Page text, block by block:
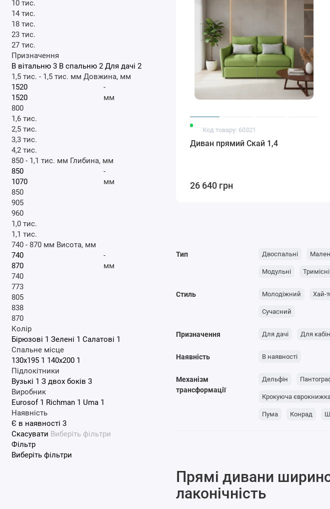
10 тис.
14 тис.
18 тис.
23 тис.
27 тис.
Призначення
В вітальню 3 В спальню 2 Для дачі 2
1,5 тис. - 1,5 тис. мм Довжина, мм
-
мм
800
1,6 тис.
2,5 тис.
3,3 тис.
4,2 тис.
850- 1,1 тис. мм Глибина, мм
-
мм
850
905
960
1,0 тис.
1,1 тис.
740- 870мм Висота, мм
-
мм
740
773
805
838
870
Колір
Бірюзові 1 Зелені 1 Салатові 1
Спальне місце
130x195 1 140x200 1
Підлокітники
Вузькі 1 З двох боків 3
Виробник
Eurosof 1 Richman 1 Uma 1
Наявність
Є в наявності 3
Скасувати Виберіть фільтри
Фільтр
Виберіть фільтри
Прямі дивани
лаконічність
Код товару: 60321
Диван прямий Скай 1,4
26 640 грн
Тип Двоспальні
Модульні Тримісні
Стиль Молодіжний Хай-
Сучасний
Призначення Для дачі Для
Наявність В наявності
Механізм
трансформації
Дельфін
Крокуюча
Пума Конрад